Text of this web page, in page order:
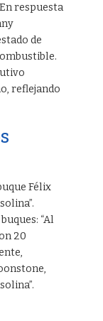
respuesta
de
reflejando
Félix
“Al
20